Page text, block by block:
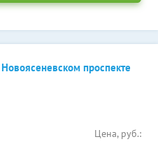
проспекте
Цена, руб.: